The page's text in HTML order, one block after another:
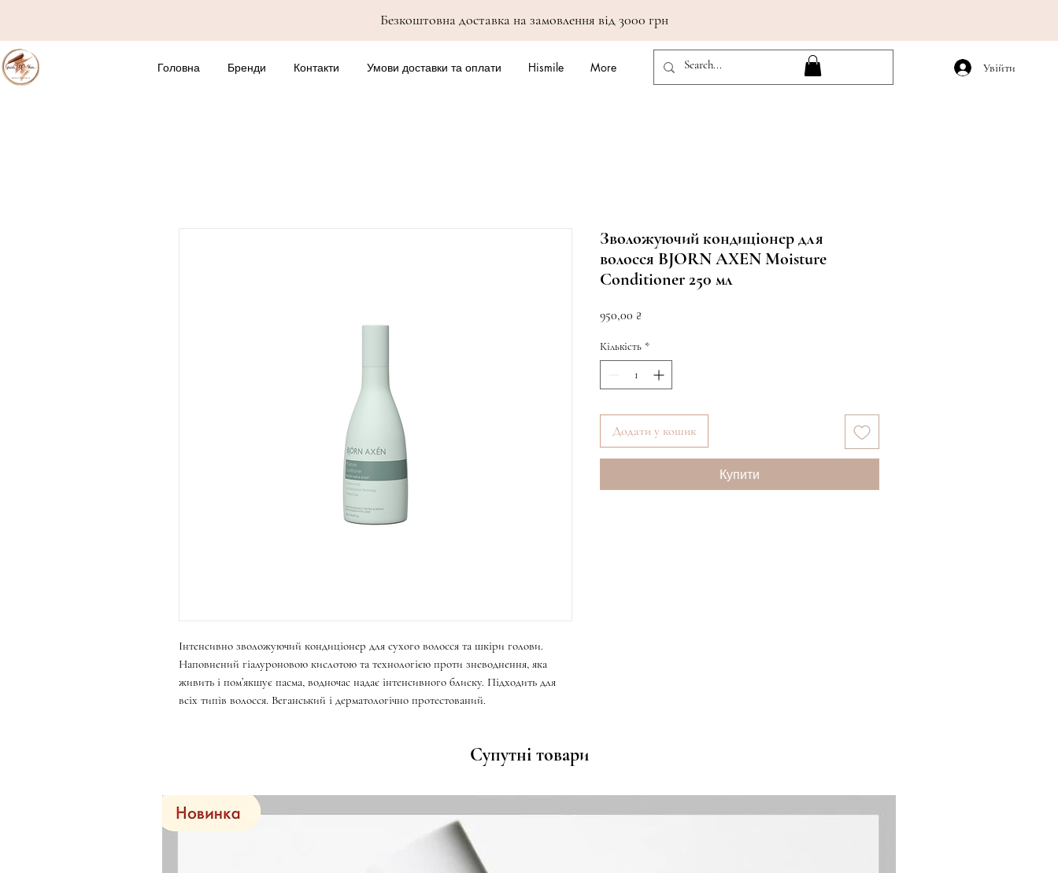
Безкоштовна доставка на замовлення від 3000 грн
Головна Бренди Контакти Умови доставки та оплати Hismile More Увійти
Супутні товари
Інтенсивно зволожуючий кондиціонер для сухого волосся та шкіри голови.
Наповнений гіалуроновою кислотою та технологією проти зневоднення, яка
живить і пом’якшує пасма, водночас надає інтенсивного блиску. Підходить для
всіх типів волосся. Веганський і дерматологічно протестований.
Зволожуючий кондиціонер для
волосся BJORN AXEN Moisture
Conditioner 250 мл
950,00 ₴
Кількість *
Додати у кошик
Купити